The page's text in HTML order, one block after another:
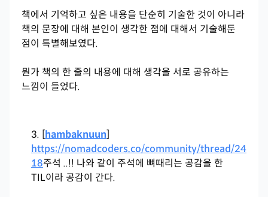
책에서 기억하고 싶은 내용을 단순히 기술한 것이 아니라
책의 문장에 대해 본인이 생각한 점에 대해서 기술해둔
점이 특별해보였다.
뭔가 책의 한 줄의 내용에 대해 생각을 서로 공유하는
느낌이 들었다.
[hambaknuun]
https://nomadcoders.co/community/thread/24
18주석 ..!! 나와 같이 주석에 뼈때리는 공감을 한
TIL이라 공감이 간다.